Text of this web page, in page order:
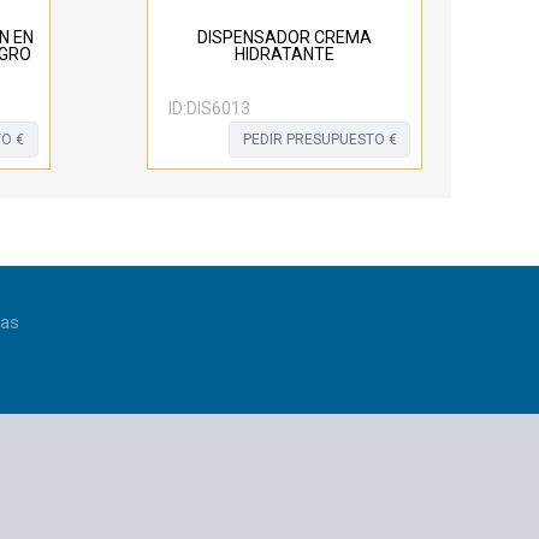
EN
€
DISPENSADOR CREMA
HIDRATANTE
ID:DIS6013
PEDIR PRESUPUESTO €